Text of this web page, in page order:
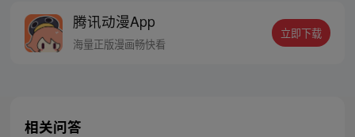
人…六十年后，他再次破石而出，背负着守
护族人的希望和信念打败了妖怪大道的霸
腾讯动漫App
海量正版漫画畅快看
立即下载
相关问答